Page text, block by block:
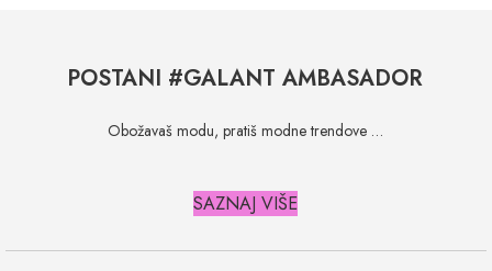
POSTANI #GALANT AMBASADOR
Obožavaš modu, pratiš modne trendove …
SAZNAJ VIŠE